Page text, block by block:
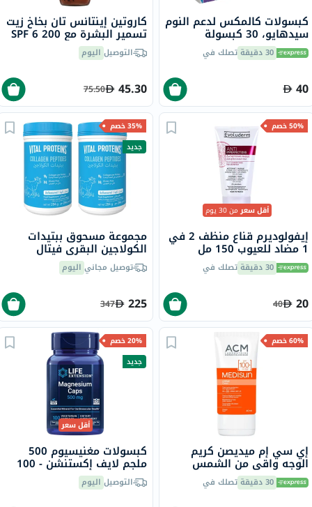
كبسولات كالمكس لدعم النوم
سيدهايو، 30 كبسولة
30 دقيقة تصلك في
40
كاروتين إينتانس تان بخاخ زيت
تسمير البشرة مع SPF 6 200
ملالتوصيل اليوم
45.30
75.50
50% خصم
أقل سعرمن 30 يوم
إيفولوديرم قناع منظف 2 في
1 مضاد للعيوب 150 مل
17323 30 دقيقة تصلك في
20
40
35% خصم
جديد
مجموعة مسحوق ببتيدات
الكولاجين البقري فيتال
بروتينز - 2 × 284 جرام
توصيل مجاني اليوم
225
347
60% خصم
إي سي إم ميديصن كريم
الوجه واقي من الشمس
SPF100 للحماية من الشمس
40 مل 30 دقيقة تصلك في
20% خصم
جديد
أقل سعر
كبسولات مغنيسيوم 500
ملجم لايف إكستنشن - 100
كبسولة
التوصيل اليوم